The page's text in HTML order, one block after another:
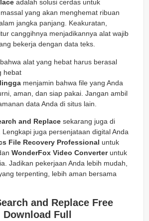
adalah solusi cerdas untuk
yang akan menghemat ribuan
jangka panjang. Keakuratan,
canggihnya menjadikannya alat wajib
bekerja dengan data teks.
alat yang hebat harus berasal
hebat
menjamin bahwa file yang Anda
aman, dan siap pakai. Jangan ambil
data Anda di situs lain.
and Replace sekarang juga di
juga persenjataan digital Anda
File Recovery Professional untuk
WonderFox Video Converteruntuk
Jadikan pekerjaan Anda lebih mudah,
terpenting, lebih aman bersama
and Replace Free
Download Full